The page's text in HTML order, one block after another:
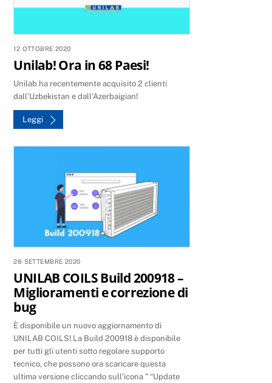
12 OTTOBRE 2020
Unilab! Ora in 68 Paesi!
Unilab ha recentemente acquisito 2 clienti
dall’Uzbekistan e dall’Azerbaigian!
Leggi
28 SETTEMBRE 2020
UNILAB COILS Build 200918 –
Miglioramenti e correzione di
bug
È disponibile un nuovo aggiornamento di
UNILAB COILS! La Build 200918 è disponibile
per tutti gli utenti sotto regolare supporto
tecnico, che possono ora scaricare questa
ultima versione cliccando sull’icona ” “Update